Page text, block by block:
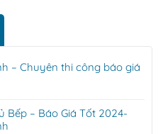
– Chuyên thi công báo giá
Bếp – Báo Giá Tốt 2024-